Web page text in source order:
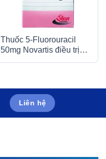
Thuốc 5-Fluorouracil
50mg Novartis điều trị
Liên hệ